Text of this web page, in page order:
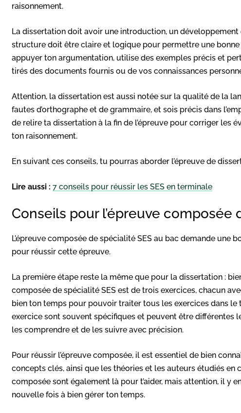
raisonnement.
La dissertation doit avoir une introduction, un
structure doit être claire et logique pour permettre une
appuyer ton argumentation, utilise des exemples précis et
tirés des documents fournis ou de vos connaissances
Attention, la dissertation est aussi notée sur la qualité de la
fautes d’orthographe et de grammaire, et sois précis dans
de relire ta dissertation à la fin de l’épreuve pour corriger les
ton raisonnement.
En suivant ces conseils, tu pourras aborder l’épreuve de
Lire aussi : 7 conseils pour réussir les SES en terminale
Conseils pour l’épreuve composée
L’épreuve composée de spécialité SES au bac demande une
pour réussir cette épreuve.
La première étape reste la même que pour la dissertation :
composée de spécialité SES est de trois exercices, chacun
bien ton temps pour pouvoir traiter tous les exercices dans
exercice sont souvent spécifiques et peuvent être différentes
les comprendre et de les suivre avec précision.
Pour réussir l’épreuve composée, il est essentiel de bien
concepts clés, ainsi que les théories et les auteurs étudiés en
composée sont également là pour t’aider, mais attention, il y
nouvelle fois à bien gérer ton temps.